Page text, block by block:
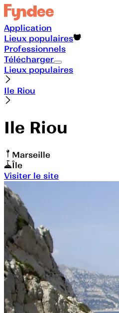
Application
Lieux populaires
Professionnels
Télécharger
Lieux populaires
Ile Riou
Ile Riou
Marseille
Île
Visiter le site